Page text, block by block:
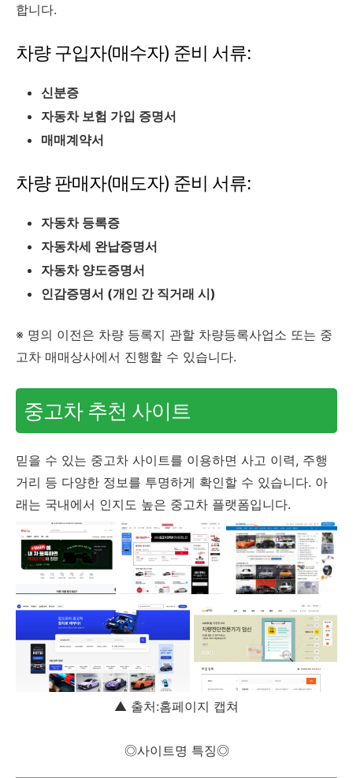
합니다.
차량 구입자(매수자) 준비 서류:
신분증
자동차 보험 가입 증명서
매매계약서
차량 판매자(매도자) 준비 서류:
자동차 등록증
자동차세 완납증명서
자동차 양도증명서
인감증명서 (개인 간 직거래 시)
※ 명의 이전은 차량 등록지 관할 차량등록사업소 또는 중
고차 매매상사에서 진행할 수 있습니다.
중고차 추천 사이트
믿을 수 있는 중고차 사이트를 이용하면 사고 이력, 주행
거리 등 다양한 정보를 투명하게 확인할 수 있습니다. 아
래는 국내에서 인지도 높은 중고차 플랫폼입니다.
▲ 출처:홈페이지 캡쳐
◎사이트명 특징◎